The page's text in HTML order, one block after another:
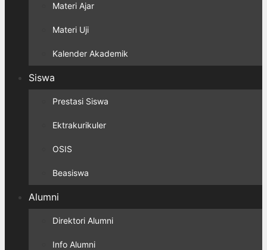
Materi Ajar
Materi Uji
Kalender Akademik
Siswa
Prestasi Siswa
Ektrakurikuler
OSIS
Beasiswa
Alumni
Direktori Alumni
Info Alumni